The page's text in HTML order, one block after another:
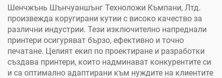
компютър
Шенчжънь Шънчуаншънг Техноложи Къмпани, Лтд.
произвежда коругирани кутии с високо качество за
различни индустрии. Тези изключително напреднали
принтери осигуряват бързо, ефективно и точно
печатане. Целият екип по проектиране и разработки
създава принтери, които надминават конкурентите си
и са оптимално адаптирани към нуждите на клиентите